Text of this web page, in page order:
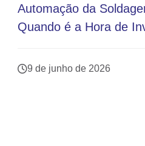
Automação da
Quando é a Hora de
9 de junho de 2026